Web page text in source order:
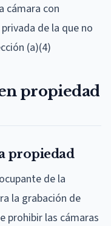
cámara con
de la que no
(a)(4)
propiedad
propiedad
de la
la grabación de
prohibir las cámaras